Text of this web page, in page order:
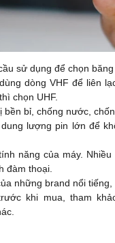
sử dụng để chọn
dòng VHF để liên
chọn UHF.
bền bỉ, chống nước,
lượng pin lớn để
năng của máy.
đàm thoại.
những brand nổi tiếng,
khi mua, tham